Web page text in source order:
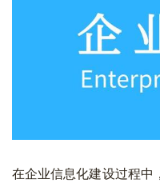
在企业信息化建设过程中